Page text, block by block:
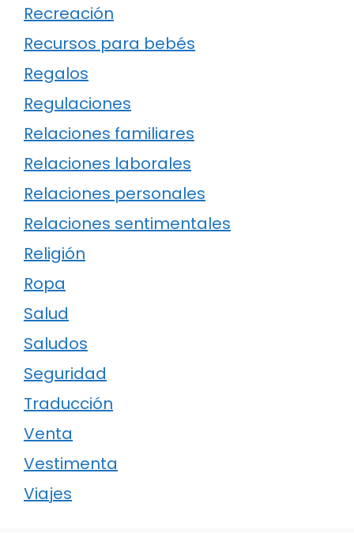
Recreación
Recursos para bebés
Regalos
Regulaciones
Relaciones familiares
Relaciones laborales
Relaciones personales
Relaciones sentimentales
Religión
Ropa
Salud
Saludos
Seguridad
Traducción
Venta
Vestimenta
Viajes